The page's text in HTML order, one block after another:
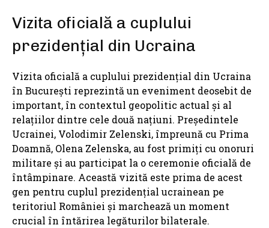
Vizita oficială a cuplului
prezidențial din Ucraina
Vizita oficială a cuplului prezidențial din Ucraina
în București reprezintă un eveniment deosebit de
important, în contextul geopolitic actual și al
relațiilor dintre cele două națiuni. Președintele
Ucrainei, Volodimir Zelenski, împreună cu Prima
Doamnă, Olena Zelenska, au fost primiți cu onoruri
militare și au participat la o ceremonie oficială de
întâmpinare. Această vizită este prima de acest
gen pentru cuplul prezidențial ucrainean pe
teritoriul României și marchează un moment
crucial în întărirea legăturilor bilaterale.